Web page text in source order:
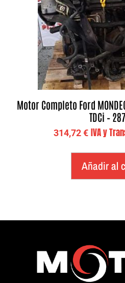
Motor Completo Ford
TDCi –
314,72€ IVA y
Añadir al